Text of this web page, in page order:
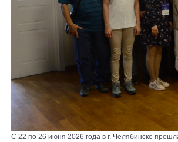
С 22 по 26 июня 2026 года в г. Челябинске